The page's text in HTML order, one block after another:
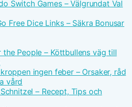
Switch Games – Välgrundat Val
Free Dice Links – Säkra Bonusar
the People – Köttbullens väg till
ingen feber – Orsaker, råd
vård
– Recept, Tips och